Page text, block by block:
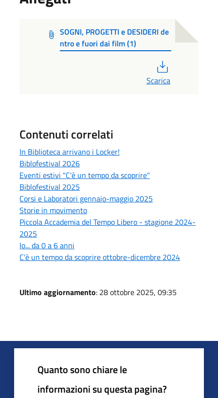
SOGNI, PROGETTI e DESIDERI de
ntro e fuori dai film (1)
Scarica
Contenuti correlati
In Biblioteca arrivano i Locker!
Biblofestival 2026
Eventi estivi "C'è un tempo da scoprire"
Biblofestival 2025
Corsi e Laboratori gennaio-maggio 2025
Storie in movimento
Piccola Accademia del Tempo Libero - stagione 2024-
2025
Io... da 0 a 6 anni
C'è un tempo da scoprire ottobre-dicembre 2024
Ultimo aggiornamento: 28 ottobre 2025, 09:35
Quanto sono chiare le
informazioni su questa pagina?